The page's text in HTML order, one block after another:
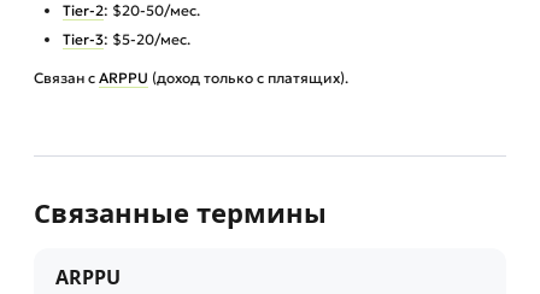
Tier-2: $20-50/мес.
Tier-3: $5-20/мес.
Связан с ARPPU (доход только с платящих).
Связанные термины
ARPPU